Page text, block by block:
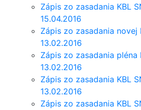
Zápis zo zasadania KBL
15.04.2016
Zápis zo zasadania novej
13.02.2016
Zápis zo zasadania pléna
13.02.2016
Zápis zo zasadania KBL
13.02.2016
Zápis zo zasadania KBL